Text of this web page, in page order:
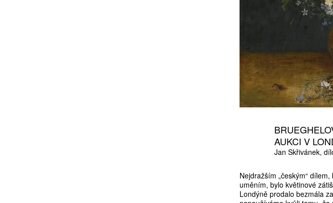
AUKCI V
Jan Skřivánek
Nejdražším „českým“
uměním, bylo květinové
Londýně prodalo bezmála